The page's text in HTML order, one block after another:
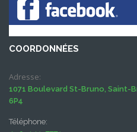
COORDONNÉES
Adresse:
1071 Boulevard St-Bruno, Saint-
6P4
Téléphone: